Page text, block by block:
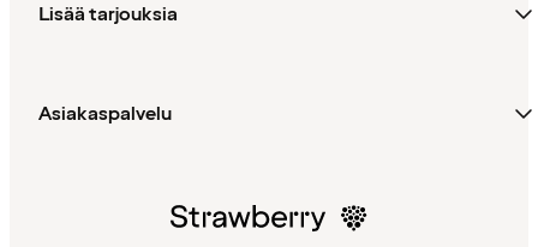
Lisää tarjouksia
Asiakaspalvelu